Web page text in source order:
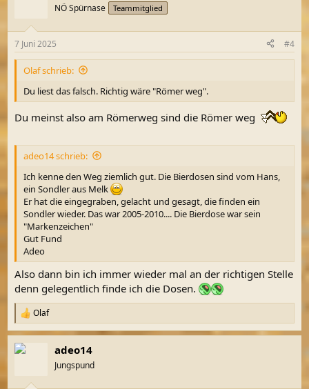
e
n
NÖ Spürnase Teammitglied
7 Juni 2025 #4
Olaf schrieb:
Du liest das falsch. Richtig wäre "Römer weg".
Du meinst also am Römerweg sind die Römer weg
adeo14 schrieb:
Ich kenne den Weg ziemlich gut. Die Bierdosen sind vom Hans,
ein Sondler aus Melk
Er hat die eingegraben, gelacht und gesagt, die finden ein
Sondler wieder. Das war 2005-2010.... Die Bierdose war sein
"Markenzeichen"
Gut Fund
Adeo
Also dann bin ich immer wieder mal an der richtigen Stelle
denn gelegentlich finde ich die Dosen.
R
e
a
k
Olaf
adeo14
Jungspund